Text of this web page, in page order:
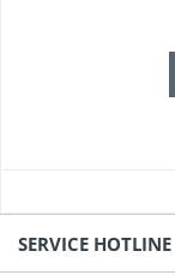
SERVICE HOTLINE